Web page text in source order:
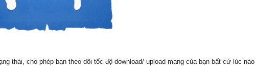
thái, cho phép bạn theo dõi tốc độ download/ upload mạng của bạn bất cứ lúc nào